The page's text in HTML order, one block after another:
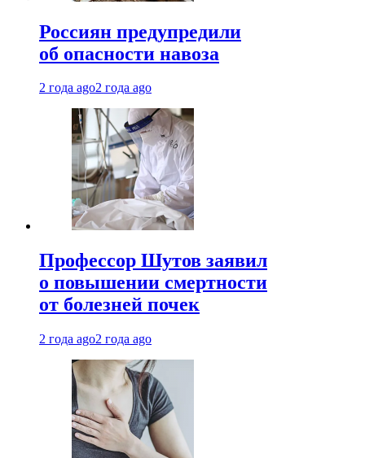
Россиян предупредили
об опасности навоза
2 года ago2 года ago
Профессор Шутов заявил
о повышении смертности
от болезней почек
2 года ago2 года ago